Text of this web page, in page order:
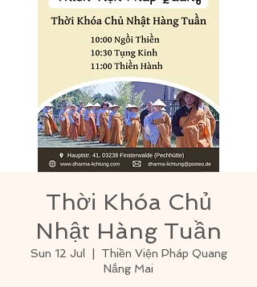
Thời Khóa Chủ
Nhật Hàng Tuần
Sun 12 Jul
  |
Thiền Viện Pháp Quang
Nắng Mai